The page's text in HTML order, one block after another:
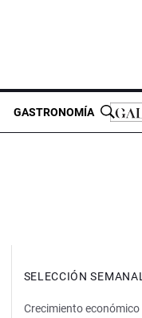
GASTRONOMÍA
SELECCIÓN SEMANAL
Crecimiento económico